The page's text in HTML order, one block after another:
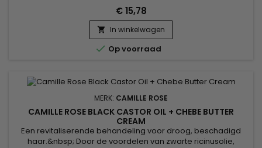
€ 15,78
 In winkelwagen
 Op voorraad
MERK: CAMILLE ROSE
CAMILLE ROSE BLACK CASTOR OIL + CHEBE BUTTER
CREAM
Een revitaliserende behandeling voor droog, beschadigd
haar.&nbsp; Door de voordelen van zwarte ricinusolie,